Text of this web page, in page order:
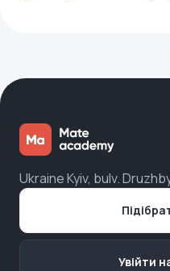
Ukraine Kyiv, bulv.
Увійти